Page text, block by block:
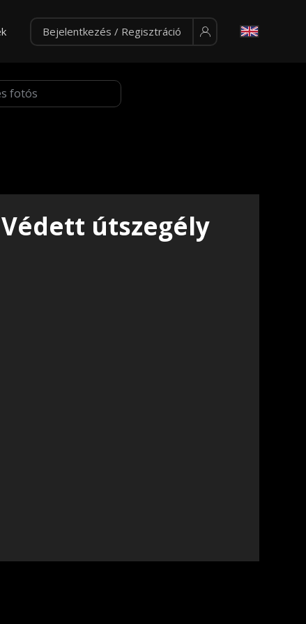
Bejelentkezés / Regisztráció
Védett útszegély